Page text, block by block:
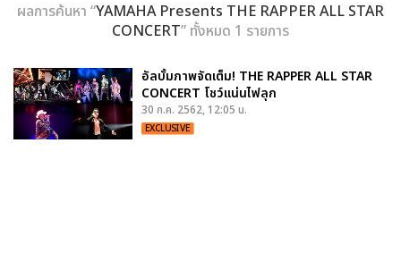
ผลการค้นหา “YAMAHA Presents THE RAPPER ALL STAR
CONCERT” ทั้งหมด 1 รายการ
อัลบั้มภาพจัดเต็ม! THE RAPPER ALL STAR
CONCERT โชว์แน่นไฟลุก
30 ก.ค. 2562, 12:05 น.
EXCLUSIVE